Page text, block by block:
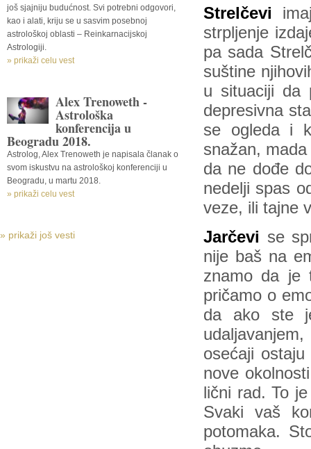
još sjajniju budućnost. Svi potrebni odgovori,
kao i alati, kriju se u sasvim posebnoj
astrološkoj oblasti – Reinkarnacijskoj
Astrologiji.
» prikaži celu vest
Alex Trenoweth -
Astrološka
konferencija u
Beogradu 2018.
Astrolog, Alex Trenoweth je napisala članak o
svom iskustvu na astrološkoj konferenciji u
Beogradu, u martu 2018.
» prikaži celu vest
» prikaži još vesti
Strelčevi
strpljenje
pa sada
suštine
u situaciji da
depresivna
se ogleda i
snažan,
da ne dođe
nedelji spas
veze, ili tajne
Jarčevi se
nije baš na
znamo da je
pričamo o
da ako ste
osećaji
nove
lični rad. To
Svaki vaš
potomaka.